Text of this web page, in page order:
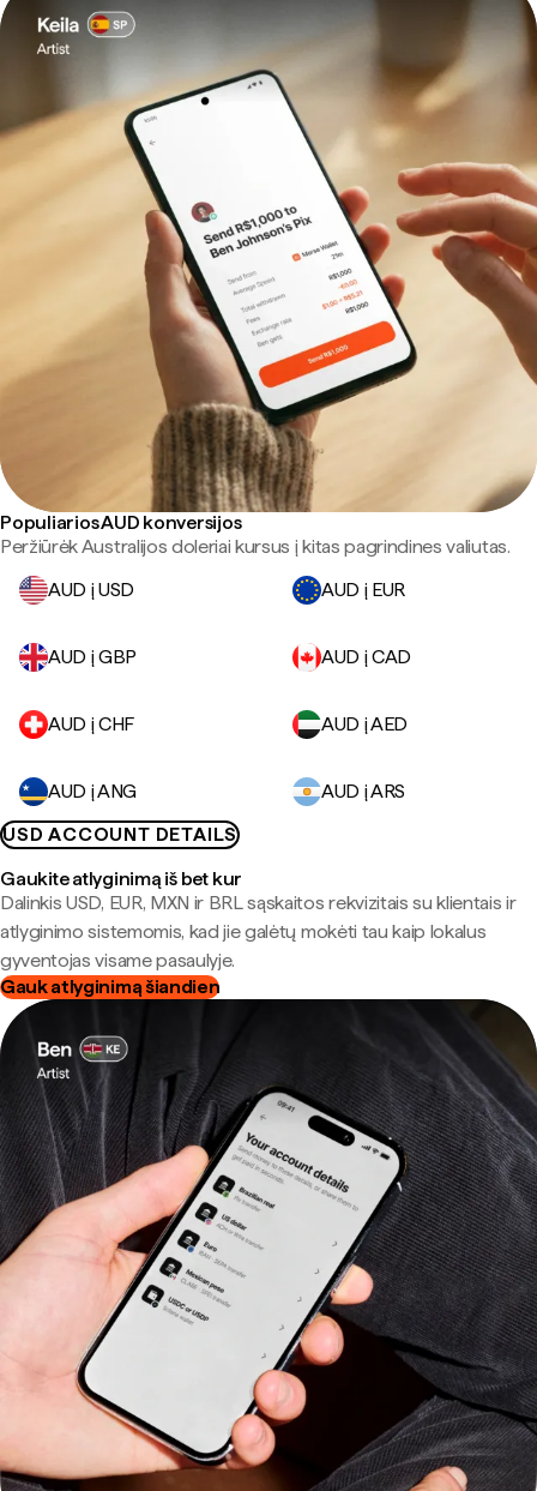
Populiarios AUD konversijos
Peržiūrėk Australijos doleriai kursus į kitas pagrindines valiutas.
AUD į USD
AUD į EUR
AUD į GBP AUD į CAD
AUD į CHF AUD į AED
AUD į ANG
AUD į ARS
USD ACCOUNT DETAILS
Gaukite atlyginimą iš bet kur
Dalinkis USD, EUR, MXN ir BRL sąskaitos rekvizitais su klientais ir
atlyginimo sistemomis, kad jie galėtų mokėti tau kaip lokalus
gyventojas visame pasaulyje.
Gauk atlyginimą šiandien